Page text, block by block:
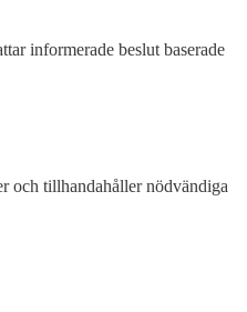
informerade beslut baserade
och tillhandahåller nödvändiga